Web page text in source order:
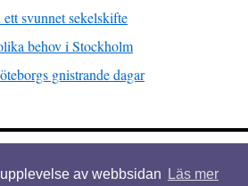
av webbsidan Läs mer
svunnet sekelskifte
behov i Stockholm
gnistrande dagar